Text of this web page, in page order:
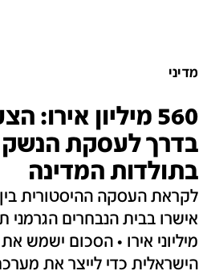
מדיני
560 מיליון
בדרך לעסקת הנשק
בתולדות המדינה
לקראת העסקה ההיסטורית בין
אישרו בבית הנבחרים
מיליוני אירו • הסכום ישמש